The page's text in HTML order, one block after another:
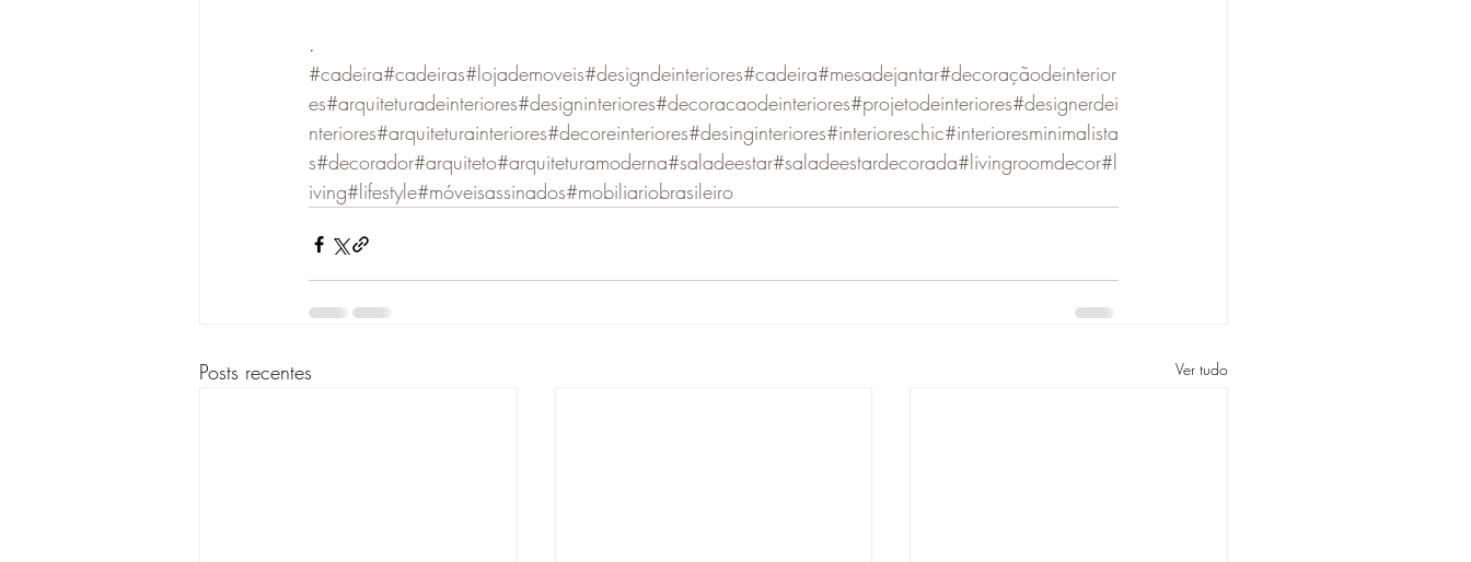
.
#cadeira#cadeiras#lojademoveis#designdeinteriores#cadeira#mesadejantar#decoraçãodeinterior
es#arquiteturadeinteriores#designinteriores#decoracaodeinteriores#projetodeinteriores#designerdei
nteriores#arquiteturainteriores#decoreinteriores#desinginteriores#interioreschic#interioresminimalista
s#decorador#arquiteto#arquiteturamoderna#saladeestar#saladeestardecorada#livingroomdecor#l
iving#lifestyle#móveisassinados#mobiliariobrasileiro
Posts recentes Ver tudo